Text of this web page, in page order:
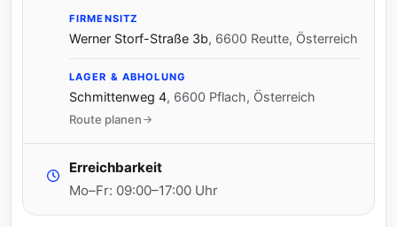
FIRMENSITZ
Werner Storf-Straße 3b, 6600 Reutte, Österreich
LAGER & ABHOLUNG
Schmittenweg 4, 6600 Pflach, Österreich
Route planen
Erreichbarkeit
Mo–Fr: 09:00–17:00 Uhr